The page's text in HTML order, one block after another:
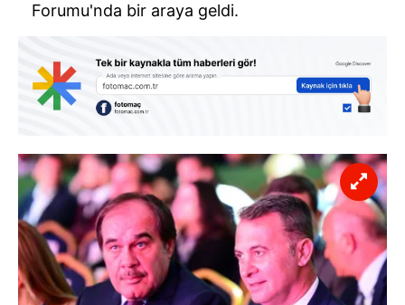
Forumu'nda bir araya geldi.